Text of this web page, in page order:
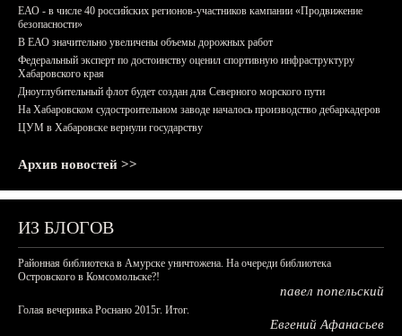
ЕАО - в числе 40 российских регионов-участников кампании «Продвижение
безопасности»
В ЕАО значительно увеличены объемы дорожных работ
Федеральный эксперт по достоинству оценил спортивную инфраструктуру
Хабаровского края
Дноуглубительный флот будет создан для Северного морского пути
На Хабаровском судостроительном заводе началось производство дебаркадеров
ЦУМ в Хабаровске вернули государству
Архив новостей >>
ИЗ БЛОГОВ
Районная библиотека в Амурске уничтожена. На очереди библиотека
Островского в Комсомольске?!
павел попельский
Голая вечеринка Роснано 2015г. Итог.
Евгений Афанасьев